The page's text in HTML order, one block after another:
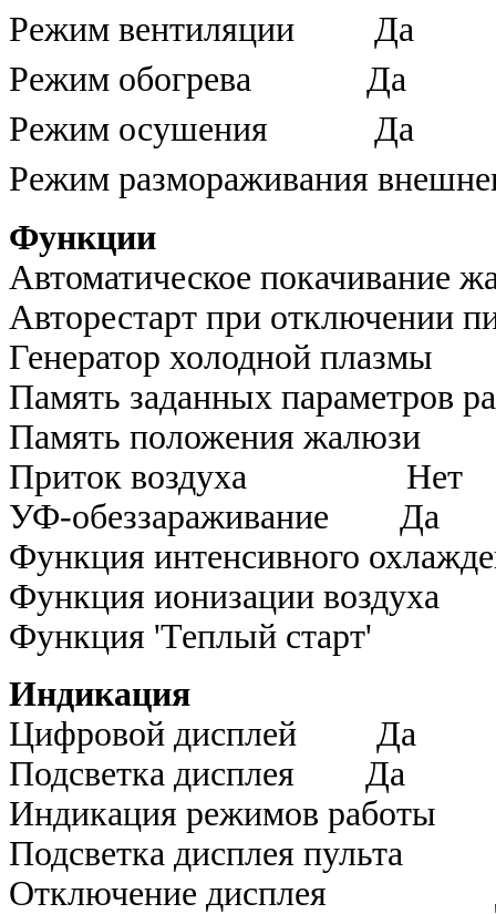
Режим вентиляции Да
Режим обогрева Да
Режим осушения Да
Режим размораживания
Функции
Автоматическое
Авторестарт при
Генератор холодной
Память заданных
Память положения
Приток воздуха Нет
УФ-обеззараживание Да
Функция интенсивного
Функция ионизации
Функция 'Теплый
Индикация
Цифровой дисплей Да
Подсветка дисплея Да
Индикация режимов работы
Подсветка дисплея
Отключение дисплея